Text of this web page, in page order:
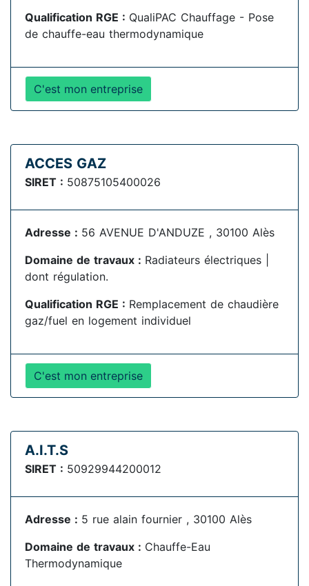
Qualification RGE : QualiPAC Chauffage - Pose
de chauffe-eau thermodynamique
C'est mon entreprise
ACCES GAZ
SIRET : 50875105400026
Adresse : 56 AVENUE D'ANDUZE , 30100 Alès
Domaine de travaux : Radiateurs électriques |
dont régulation.
Qualification RGE : Remplacement de chaudière
gaz/fuel en logement individuel
C'est mon entreprise
A.I.T.S
SIRET : 50929944200012
Adresse : 5 rue alain fournier , 30100 Alès
Domaine de travaux : Chauffe-Eau
Thermodynamique